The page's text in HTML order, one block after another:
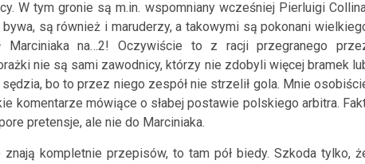
W tym gronie są m.in. wspomniany wcześniej Pierluigi
są również i maruderzy, a takowymi są pokonani
Marciniaka na…2! Oczywiście to z racji przegranego
nie są sami zawodnicy, którzy nie zdobyli więcej bramek
bo to przez niego zespół nie strzelił gola. Mnie
komentarze mówiące o słabej postawie polskiego arbitra.
pretensje, ale nie do Marciniaka.
kompletnie przepisów, to tam pół biedy. Szkoda tylko,